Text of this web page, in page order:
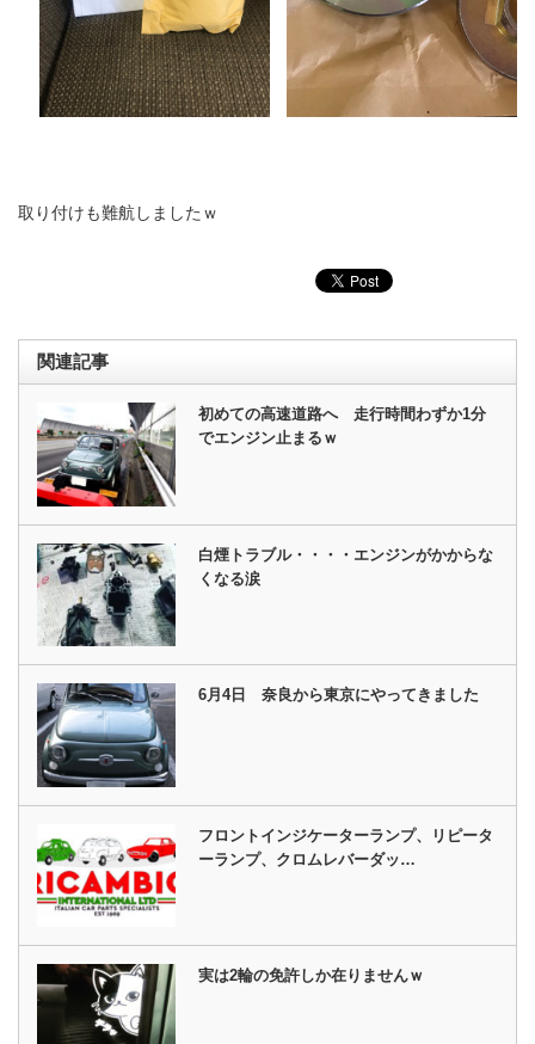
取り付けも難航しましたｗ
関連記事
初めての高速道路へ 走行時間わずか1分
でエンジン止まるｗ
白煙トラブル・・・・エンジンがかからな
くなる涙
6月4日 奈良から東京にやってきました
フロントインジケーターランプ、リピータ
ーランプ、クロムレバーダッ…
実は2輪の免許しか在りませんｗ